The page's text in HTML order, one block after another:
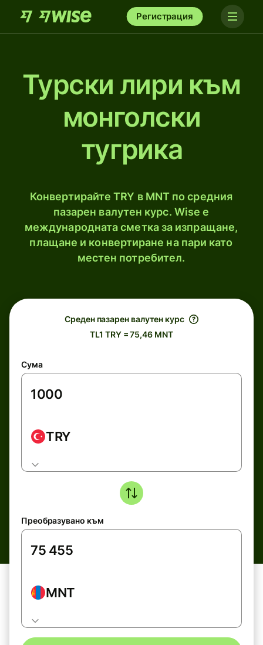
Регистрация
Турски лири към
монголски
тугрика
Конвертирайте TRY в MNT по средния
пазарен валутен курс. Wise е
международната сметка за изпращане,
плащане и конвертиране на пари като
местен потребител.
Среден пазарен валутен курс
TL1 TRY = 75,46 MNT
Сума
TRY
Преобразувано към
MNT